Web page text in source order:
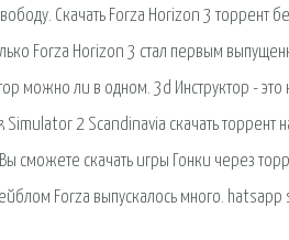
Скачать Forza Horizon 3 торрент
Forza Horizon 3 стал первым
можно ли в одном. 3d Инструктор -
2 Scandinavia скачать торрент
скачать игры Гонки через
Forza выпускалось много. hatsapp